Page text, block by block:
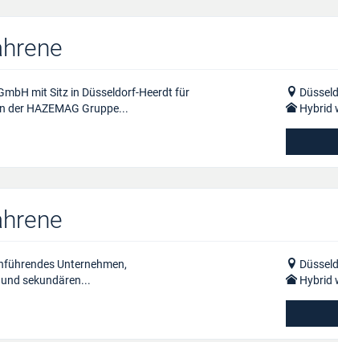
mit Sitz in Düsseldorf-Heerdt für
HAZEMAG Gruppe...
Hybrid
Unternehmen,
sekundären...
Hybrid